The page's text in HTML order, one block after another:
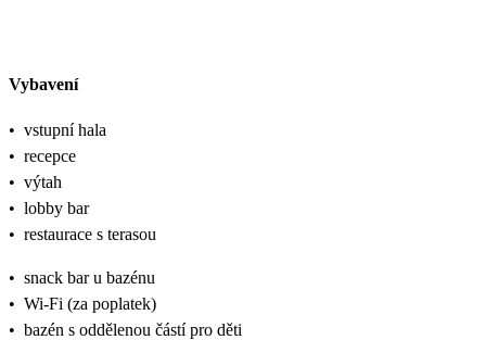
Vybavení
• vstupní hala
• recepce
• výtah
• lobby bar
• restaurace s terasou
• snack bar u bazénu
• Wi-Fi (za poplatek)
• bazén s oddělenou částí pro děti